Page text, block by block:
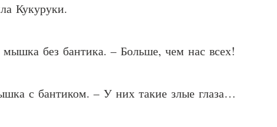
Кукуруки.
без бантика. – Больше, чем нас всех!
с бантиком. – У них такие злые глаза…